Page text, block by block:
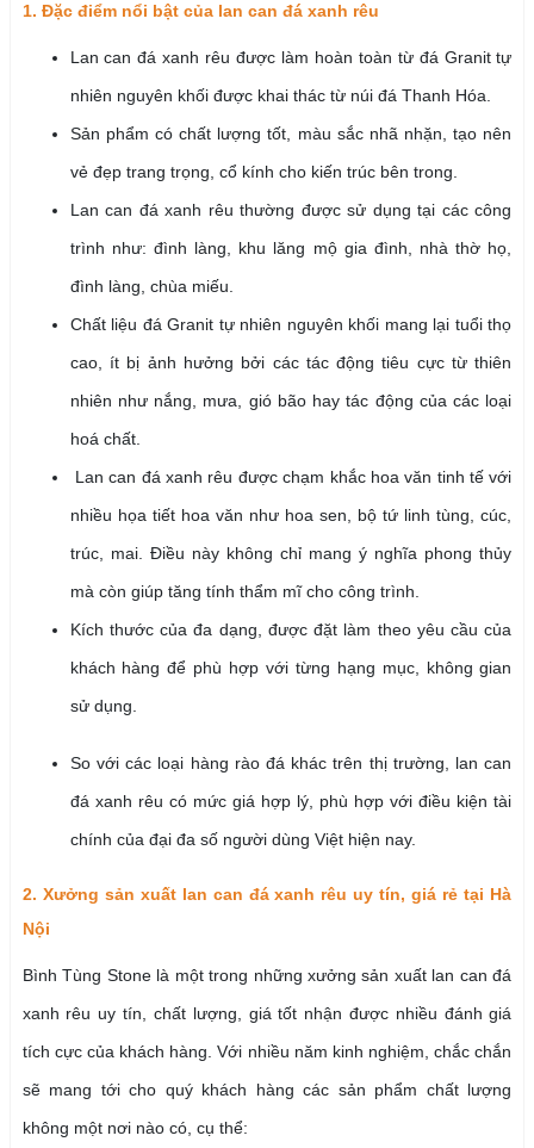
1. Đặc điểm nổi bật của lan can đá xanh rêu
Lan can đá xanh rêu được làm hoàn toàn từ đá Granit tự
nhiên nguyên khối được khai thác từ núi đá Thanh Hóa.
Sản phẩm có chất lượng tốt, màu sắc nhã nhặn, tạo nên
vẻ đẹp trang trọng, cổ kính cho kiến trúc bên trong.
Lan can đá xanh rêu thường được sử dụng tại các công
trình như: đình làng, khu lăng mộ gia đình, nhà thờ họ,
đình làng, chùa miếu.
Chất liệu đá Granit tự nhiên nguyên khối mang lại tuổi thọ
cao, ít bị ảnh hưởng bởi các tác động tiêu cực từ thiên
nhiên như nắng, mưa, gió bão hay tác động của các loại
hoá chất.
Lan can đá xanh rêu được chạm khắc hoa văn tinh tế với
nhiều họa tiết hoa văn như hoa sen, bộ tứ linh tùng, cúc,
trúc, mai. Điều này không chỉ mang ý nghĩa phong thủy
mà còn giúp tăng tính thẩm mĩ cho công trình.
Kích thước của đa dạng, được đặt làm theo yêu cầu của
khách hàng để phù hợp với từng hạng mục, không gian
sử dụng.
So với các loại hàng rào đá khác trên thị trường, lan can
đá xanh rêu có mức giá hợp lý, phù hợp với điều kiện tài
chính của đại đa số người dùng Việt hiện nay.
2. Xưởng sản xuất lan can đá xanh rêu uy tín, giá rẻ tại Hà
Nội
Bình Tùng Stone là một trong những xưởng sản xuất lan can đá
xanh rêu uy tín, chất lượng, giá tốt nhận được nhiều đánh giá
tích cực của khách hàng. Với nhiều năm kinh nghiệm, chắc chắn
sẽ mang tới cho quý khách hàng các sản phẩm chất lượng
không một nơi nào có, cụ thể: